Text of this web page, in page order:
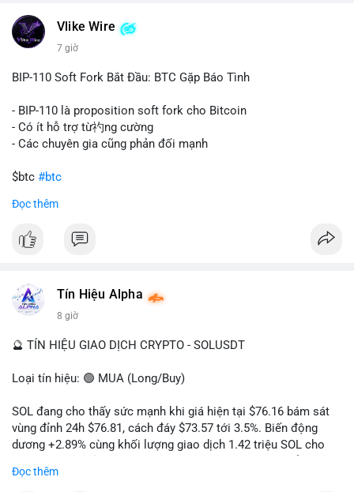
này có thể phản ánh ba kịch bản chính: thứ nhất, cá voi đang
chuẩn bị thanh khoản bằng cách chuyển lên sàn giao dịch, tạo
để nắm giữ dài hạn, thể hiện niềm tin vào xu hướng tăng; thứ
tán rủi ro. Với mức giá 65K, khối lượng này không quá lớn để
gây sốc thanh khoản tức thời, nhưng vẫn đủ sức tạo biến động
tâm lý ngắn hạn nếu hướng đến sàn tập trung.
Lời khuyên cho nhà đầu tư nhỏ lẻ:
hướng đi của dòng tiền. Tránh hành động theo cảm xúc, ưu
rõ ràng về đích đến của số BTC này.
#dongtienlon
Vlike Wire
7 giờ
BIP-110 Soft Fork Bắt Đầu: BTC Gặp Báo Tình
- BIP-110 là proposition soft fork cho Bitcoin
- Có ít hỗ trợ từ礿ng cường
- Các chuyên gia cũng phản đối mạnh
$btc #btc
#vlikevn
📰 Nguồn: CoinDesk
Đọc thêm
Tín Hiệu Alpha
8 giờ
🔮 TÍN HIỆU GIAO DỊCH CRYPTO - SOLUSDT
Loại tín hiệu: 🟢 MUA (Long/Buy)
SOL đang cho thấy sức mạnh khi giá hiện tại $76.16 bám sát
vùng đỉnh 24h $76.81, cách đáy $73.57 tới 3.5%. Biến động
dương +2.89% cùng khối lượng giao dịch 1.42 triệu SOL cho
hoàn toàn nhịp điều chỉnh.
Đọc thêm